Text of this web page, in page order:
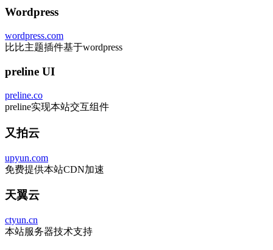
Wordpress
wordpress.com
比比主题插件基于wordpress
preline UI
preline.co
preline实现本站交互组件
又拍云
upyun.com
免费提供本站CDN加速
天翼云
ctyun.cn
本站服务器技术支持